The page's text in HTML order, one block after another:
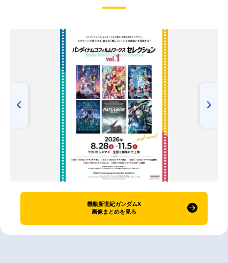
機動新世紀ガンダムX
画像まとめを見る